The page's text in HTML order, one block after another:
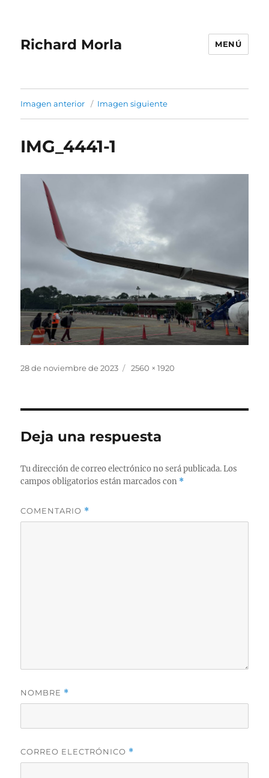
Richard Morla MENÚ
Imagen anterior Imagen siguiente
IMG_4441-1
Publicado
28 de noviembre de 2023
Tamaño
2560 × 1920
Deja una respuesta
Tu dirección de correo electrónico no será publicada. Los
campos obligatorios están marcados con *
COMENTARIO *
NOMBRE *
CORREO ELECTRÓNICO *